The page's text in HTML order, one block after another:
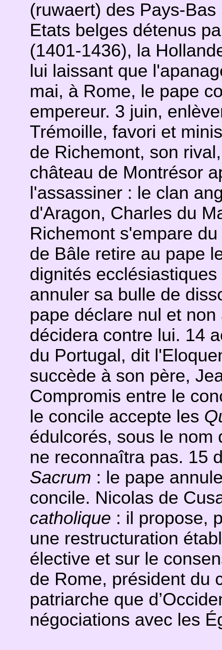
(ruwaert) des Pays-
Etats belges détenus
(1401-1436), la
lui laissant que
mai, à Rome, le pape
empereur. 3 juin,
Trémoille, favori et
de Richemont, son
château de Montrésor
l'assassiner : le clan
d'Aragon, Charles du
Richemont s'empare
de Bâle retire au pape
dignités
annuler sa bulle de
pape déclare nul et
décidera contre lui. 14
du Portugal, dit
succède à son père,
Compromis entre le
le concile accepte les
édulcorés, sous le nom
ne reconnaîtra pas. 15
Sacrum : le pape
concile. Nicolas de
catholique : il propose,
une restructuration
élective et sur le
de Rome, président du
patriarche que
négociations avec les